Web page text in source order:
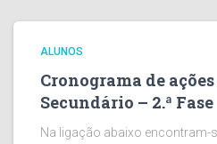
ALUNOS
Cronograma de
Secundário – 2.ª Fase
Na ligação abaixo encontram-